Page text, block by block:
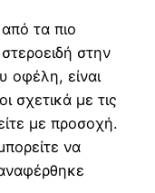
τα πιο
στην
οφέλη, είναι
σχετικά με τις
με προσοχή.
να